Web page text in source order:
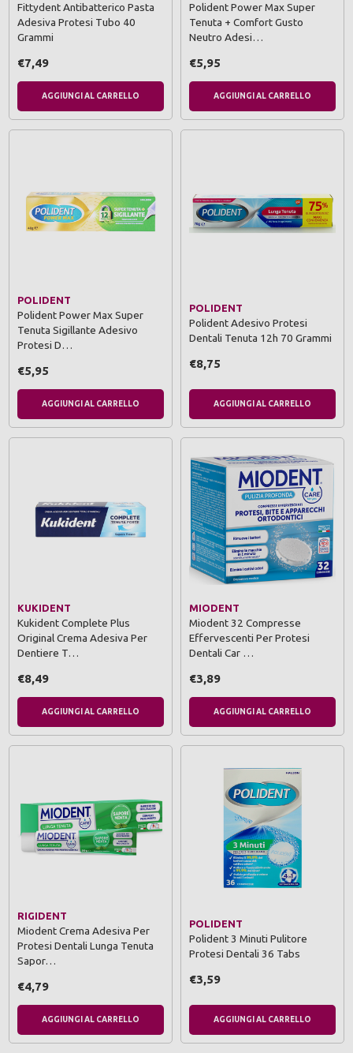
Fittydent Antibatterico Pasta
Adesiva Protesi Tubo 40
Grammi
€7,49
AGGIUNGI AL CARRELLO
Polident Power Max Super
Tenuta + Comfort Gusto
Neutro Adesi…
€5,95
AGGIUNGI AL CARRELLO
POLIDENT
Polident Power Max Super
Tenuta Sigillante Adesivo
Protesi D…
€5,95
AGGIUNGI AL CARRELLO
POLIDENT
Polident Adesivo Protesi
Dentali Tenuta 12h 70 Grammi
€8,75
AGGIUNGI AL CARRELLO
KUKIDENT
Kukident Complete Plus
Original Crema Adesiva Per
Dentiere T…
€8,49
AGGIUNGI AL CARRELLO
MIODENT
Miodent 32 Compresse
Effervescenti Per Protesi
Dentali Car …
€3,89
AGGIUNGI AL CARRELLO
RIGIDENT
Miodent Crema Adesiva Per
Protesi Dentali Lunga Tenuta
Sapor…
€4,79
AGGIUNGI AL CARRELLO
POLIDENT
Polident 3 Minuti Pulitore
Protesi Dentali 36 Tabs
€3,59
AGGIUNGI AL CARRELLO